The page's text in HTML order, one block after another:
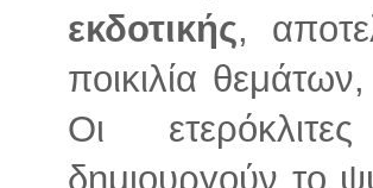
εκδοτικής,
ποικιλία
Οι
δημιουργούν το